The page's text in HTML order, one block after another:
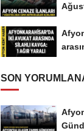
SON